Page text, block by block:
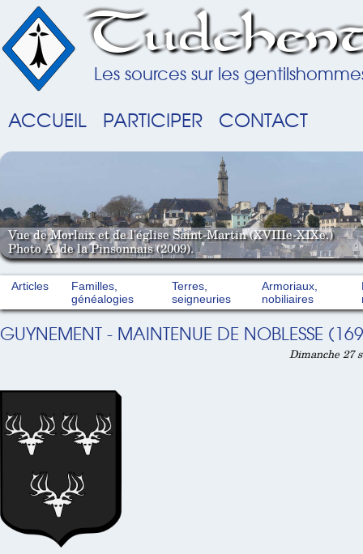
Les sources sur les
ACCUEIL PARTICIPER CONTACT
Vue de Morlaix et de l'église Saint-Martin (XVIIIe-XIXe.)
Photo A. de la Pinsonnais (2009).
Articles
Familles,
généalogies
Terres,
seigneuries
Armoriaux,
nobiliaires
GUYNEMENT - MAINTENUE DE NOBLESSE
Dimanche 27